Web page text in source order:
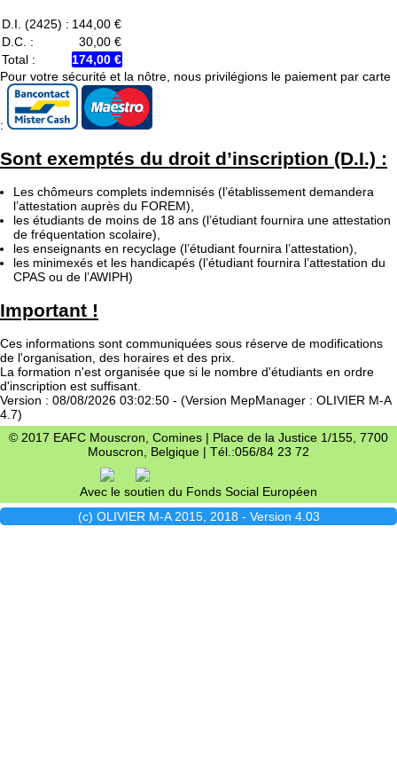
D.I. (2425) : 144,00 €
D.C. :
30,00 €
Total :
174,00 €
Pour votre sécurité et la nôtre, nous privilégions le paiement par carte
:
Sont exemptés du droit d’inscription (D.I.) :
Les chômeurs complets indemnisés (l’établissement demandera
l’attestation auprès du FOREM),
les étudiants de moins de 18 ans (l’étudiant fournira une attestation
de fréquentation scolaire),
les enseignants en recyclage (l’étudiant fournira l’attestation),
les minimexés et les handicapés (l’étudiant fournira l’attestation du
CPAS ou de l’AWIPH)
Important !
Ces informations sont communiquées sous réserve de modifications
de l'organisation, des horaires et des prix.
La formation n'est organisée que si le nombre d'étudiants en ordre
d'inscription est suffisant.
Version : 08/08/2026 03:02:50 - (Version MepManager : OLIVIER M-A
4.7)
© 2017 EAFC Mouscron, Comines | Place de la Justice 1/155, 7700
Mouscron, Belgique | Tél.:056/84 23 72
Avec le soutien du Fonds Social Européen
(c) OLIVIER M-A 2015, 2018 - Version 4.03